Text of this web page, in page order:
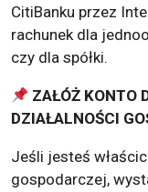
CitiBanku przez
rachunek dla
czy dla spółki.
ZAŁÓŻ KONTO
DZIAŁALNOŚCI
Jeśli jesteś
gospodarczej,